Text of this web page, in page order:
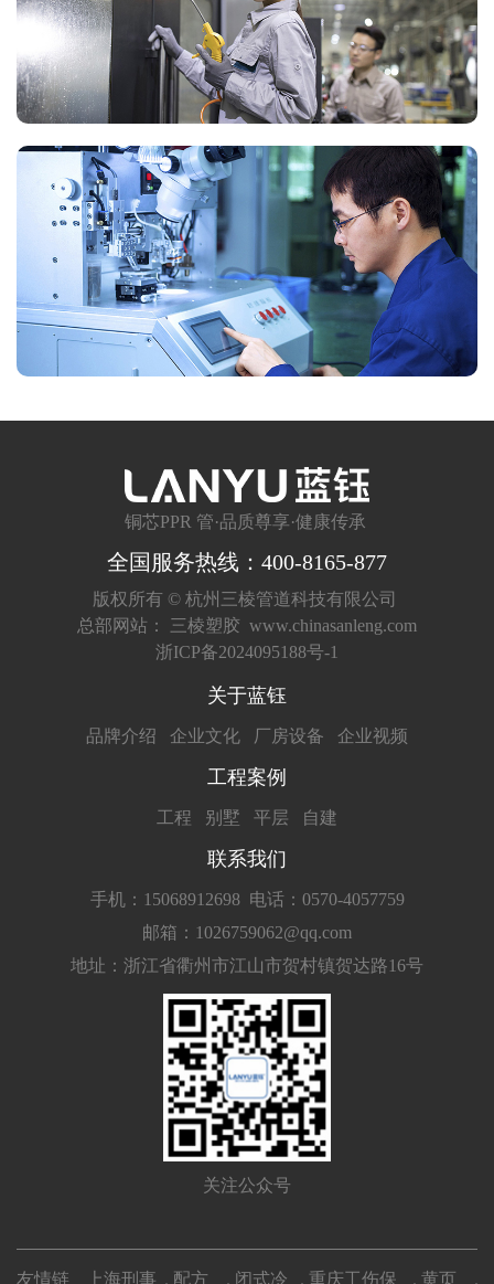
铜芯PPR 管·品质尊享·健康传承
全国服务热线：400-8165-877
版权所有 © 杭州三棱管道科技有限公司
总部网站： 三棱塑胶 www.chinasanleng.com
浙ICP备2024095188号-1
关于蓝钰
品牌介绍 企业文化 厂房设备 企业视频
工程案例
工程 别墅 平层 自建
联系我们
手机：15068912698 电话：0570-4057759
邮箱：1026759062@qq.com
地址：浙江省衢州市江山市贺村镇贺达路16号
关注公众号
友情链 上海刑事 配方 闭式冷 重庆工伤保 黄页